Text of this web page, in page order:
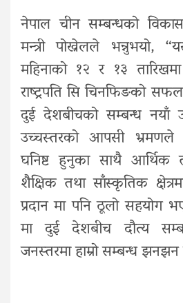
नेपाल चीन सम्बन्धको
मन्त्री पोख्रेलले भन्नुभयो,
महिनाको १२ र १३
राष्ट्रपति सि चिनफिङको
दुई देशबीचको सम्बन्ध नयाँ
उच्चस्तरको आपसी भ्रमणले
घनिष्ट हुनुका साथै आर्थिक
शैक्षिक तथा साँस्कृतिक
प्रदान मा पनि ठूलो
मा दुई देशबीच दौत्य
जनस्तरमा हाम्रो सम्बन्ध